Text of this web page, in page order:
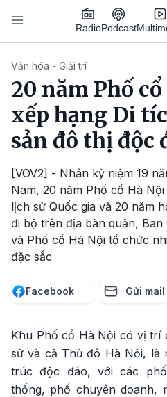
Nhảy đến nội dung
RadioPodcast
Văn hóa - Giải trí
20 năm Phố
xếp hạng Di
sản đô thị độc
[VOV2] - Nhân kỷ niệm 19
Nam, 20 năm Phố cổ Hà
lịch sử Quốc gia và 20 năm
đi bộ trên địa bàn quận,
và Phố cổ Hà Nội tổ chức
đặc sắc
Facebook Gửi mail
Khu Phố cổ Hà Nội có vị trí
sử và cả Thủ đô Hà Nội, là
trúc độc đáo, với các
thống, phố chuyên doanh,